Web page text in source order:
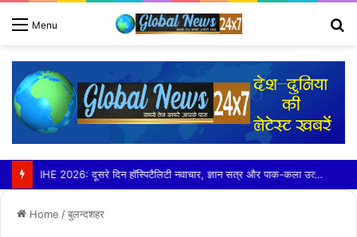
Menu
बड़ौत में हिंदू युवा वाहिनी ने लगाया निशुल्क कावड़ चिकित्सा शिविर
Home /बुलन्दशहर